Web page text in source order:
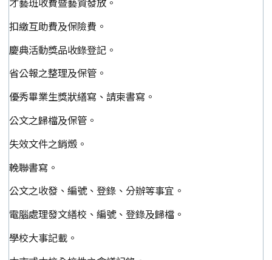
扣繳互助費及保險費。
慶典活動獎品收錄登記。
省公報之整理及保管。
優秀畢業生獎狀繕寫、請柬書寫。
公文之歸檔及保管。
失效文件之銷燬。
輓聯書寫。
公文之收發、編號、登錄、分辦等事宜。
電腦處理發文繕校、編號、登錄及歸檔。
學校大事記載。